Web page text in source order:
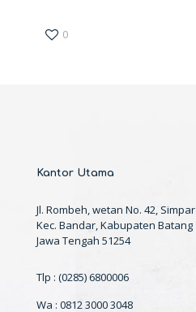
0
Kantor Utama
Jl. Rombeh, wetan No. 42, Simpar
Kec. Bandar, Kabupaten Batang
Jawa Tengah 51254
Tlp : (0285) 6800006
Wa : 0812 3000 3048